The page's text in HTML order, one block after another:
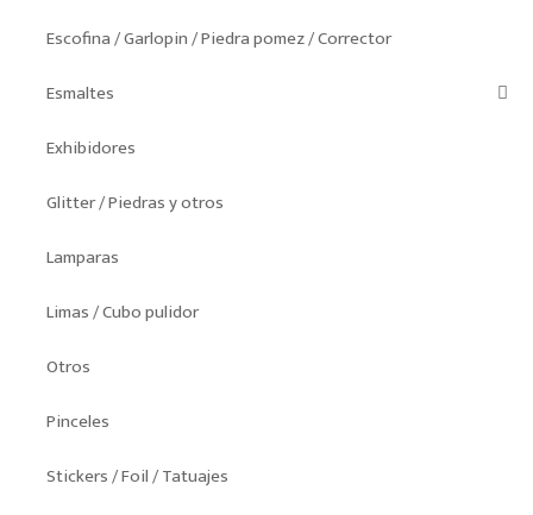
Escofina / Garlopin / Piedra pomez / Corrector
Esmaltes
Exhibidores
Glitter / Piedras y otros
Lamparas
Limas / Cubo pulidor
Otros
Pinceles
Stickers / Foil / Tatuajes